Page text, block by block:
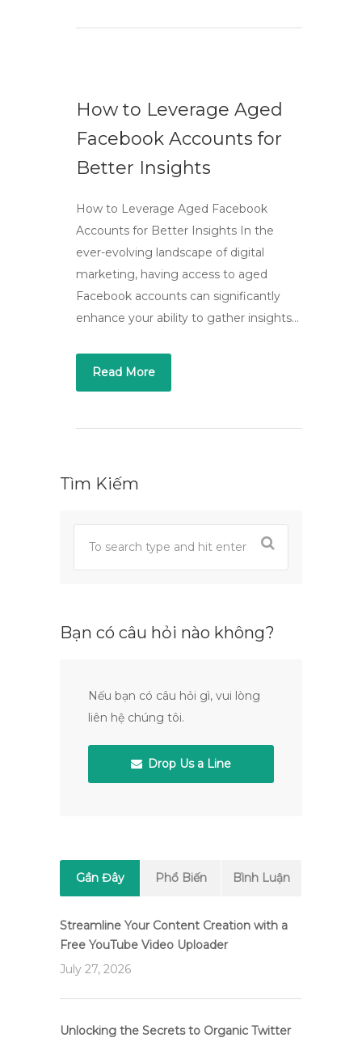
How to Leverage Aged
Facebook Accounts for
Better Insights
How to Leverage Aged Facebook
Accounts for Better Insights In the
ever-evolving landscape of digital
marketing, having access to aged
Facebook accounts can significantly
enhance your ability to gather insights…
Read More
Tìm Kiếm
Bạn có câu hỏi nào không?
Nếu bạn có câu hỏi gì, vui lòng
liên hệ chúng tôi.
Drop Us a Line
Gần Đây Phổ Biến Bình Luận
Streamline Your Content Creation with a
Free YouTube Video Uploader
July 27, 2026
Unlocking the Secrets to Organic Twitter